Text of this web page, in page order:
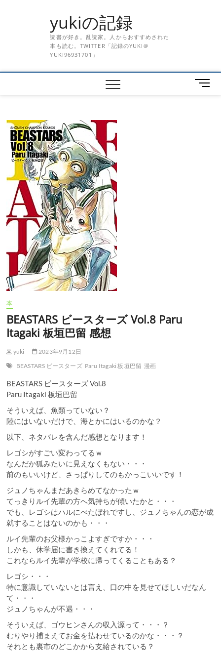
yukiの記録
読書が好き。乱読家。人からおすすめされた
本も読む。TWITTER「記録のYUKI＠
YUKI96931701」
メ
ニ
本
BEASTARS ビースターズ Vol.8 Paru
Itagaki 板垣巴留 感想
yuki
2023年9月12日
BEASTARS ビースターズ Paru Itagaki 板垣巴留 漫画
BEASTARS ビースターズ Vol.8
Paru Itagaki 板垣巴留
そういえば、魚類っていない？
陸にはいないだけで、海とかにはいるのかな？
以下、ネタバレを含んだ感想となります！
レゴシがすごい変わってるｗ
なんだか狐みたいに見えなくもない・・・
前のもいいけど、さっぱりしてのもかっこいいです！
ジュノちゃんまだあきらめてなかったｗ
てっきりルイ先輩の方へ気持ちが傾いたかと・・・
でも、レゴシはハルにべたぼれですし、ジュノちゃんの恋が成
就することはないのかも・・・
ルイ先輩のお父様かっこよすぎですか・・・
しかも、休学届に書き換えてくれてる！
これならルイ先輩が学校に帰ってくることもある？
レゴシ・・・
特に意識していないとは言え、口の中を見せてほしいだなん
て・・・
ジュノちゃんが不遇・・・
そういえば、ゴウヒンさんの収入源って・・・？
むりやり捕まえてお金を払わせているのかな・・・？
それとも裏市のどこかから支給されている？